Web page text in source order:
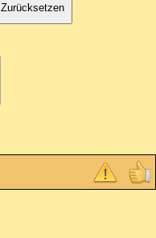
Zurücksetzen